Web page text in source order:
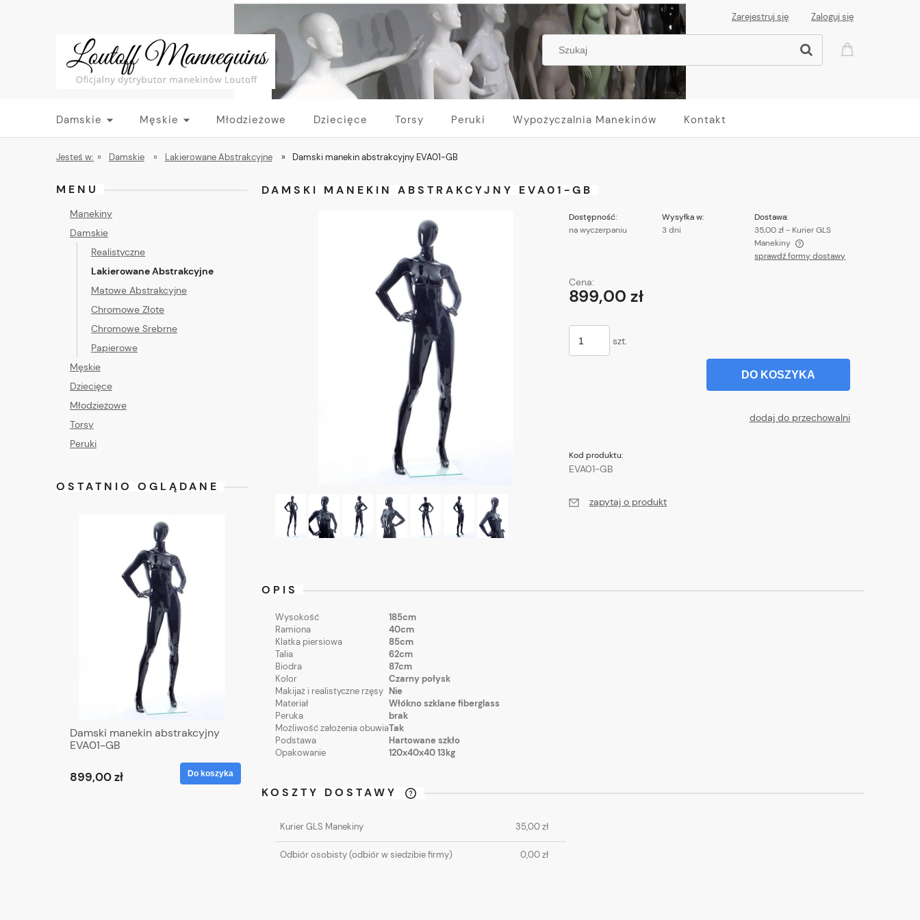
Zarejestruj się Zaloguj się
Damskie Męskie Młodzieżowe Dziecięce Torsy Peruki Wypożyczalnia Manekinów Kontakt
Jesteś w: » Damskie » Lakierowane Abstrakcyjne » Damski manekin abstrakcyjny EVA01-GB
MENU
Manekiny
Damskie
Realistyczne
Lakierowane Abstrakcyjne
Matowe Abstrakcyjne
Chromowe Złote
Chromowe Srebrne
Papierowe
Męskie
Dziecięce
Młodzieżowe
Torsy
Peruki
OSTATNIO OGLĄDANE
Damski manekin abstrakcyjny
EVA01-GB
899,00 zł Do koszyka
DAMSKI MANEKIN ABSTRAKCYJNY EVA01-GB
Dostępność:
na wyczerpaniu
Wysyłka w:
3 dni
Dostawa:
35,00 zł - Kurier GLS
Manekiny
sprawdź formy dostawy
Cena:
899,00 zł
szt.
DO KOSZYKA
dodaj do przechowalni
Kod produktu:
EVA01-GB
zapytaj o produkt
OPIS
Wysokość
185cm
Ramiona
40cm
Klatka piersiowa
85cm
Talia
62cm
Biodra
87cm
Kolor
Czarny połysk
Makijaż i realistyczne rzęsy Nie
Materiał
Włókno szklane fiberglass
Peruka
brak
Możliwość założenia obuwiaTak
Podstawa
Hartowane szkło
Opakowanie
120x40x40 13kg
KOSZTY DOSTAWY
CENA NIE ZAWIERA
PŁATNOŚCI
Kurier GLS Manekiny 35,00 zł
Odbiór osobisty(odbiór w siedzibie firmy) 0,00 zł